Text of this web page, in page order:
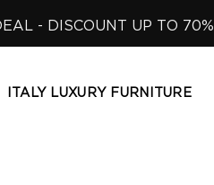
- DISCOUNT UP TO 70%
ITALY LUXURY FURNITURE